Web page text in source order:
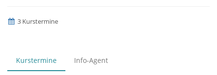
3 Kurstermine
Kurstermine Info-Agent